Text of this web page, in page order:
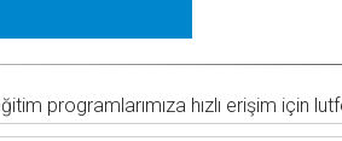
programlarımıza hızlı erişim için